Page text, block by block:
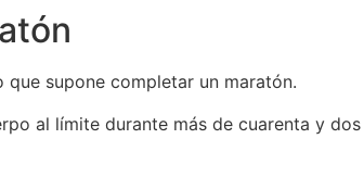
supone completar un maratón.
al límite durante más de cuarenta y